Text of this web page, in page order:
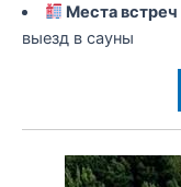
Места встреч
выезд в сауны